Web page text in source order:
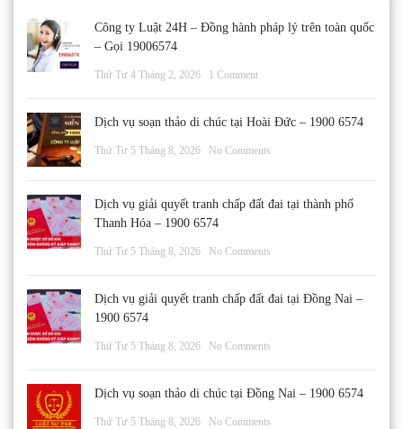
Công ty Luật 24H – Đồng hành pháp lý trên toàn quốc
– Gọi 19006574
Thứ Tư 4 Tháng 2, 2026 1 Comment
Dịch vụ soạn thảo di chúc tại Hoài Đức – 1900 6574
Thứ Tư 5 Tháng 8, 2026 No Comments
Dịch vụ giải quyết tranh chấp đất đai tại thành phố
Thanh Hóa – 1900 6574
Thứ Tư 5 Tháng 8, 2026 No Comments
Dịch vụ giải quyết tranh chấp đất đai tại Đồng Nai –
1900 6574
Thứ Tư 5 Tháng 8, 2026 No Comments
Dịch vụ soạn thảo di chúc tại Đồng Nai – 1900 6574
Thứ Tư 5 Tháng 8, 2026 No Comments